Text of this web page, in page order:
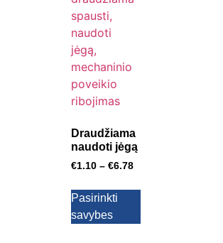
Draudžiama
naudoti jėgą
€1.10 – €6.78
Pasirinkti
savybes